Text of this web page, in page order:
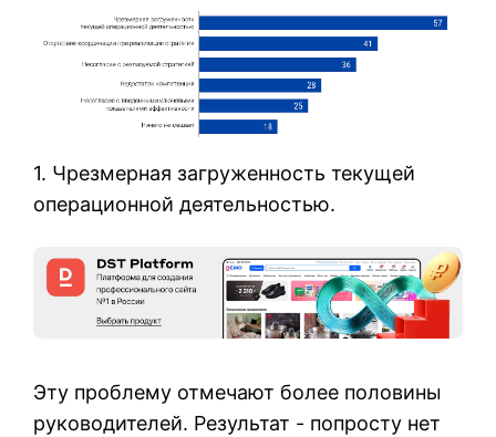
1. Чрезмерная загруженность текущей
операционной деятельностью.
Эту проблему отмечают более половины
руководителей. Результат - попросту нет